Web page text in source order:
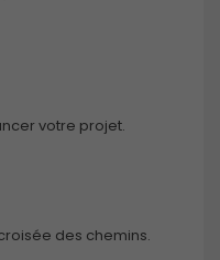
votre projet.
des chemins.